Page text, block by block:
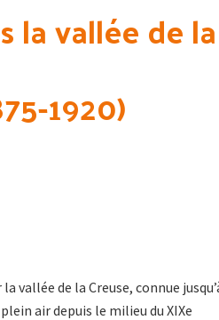
la vallée de la
1920)
vallée de la Creuse, connue
air depuis le milieu du XIXe